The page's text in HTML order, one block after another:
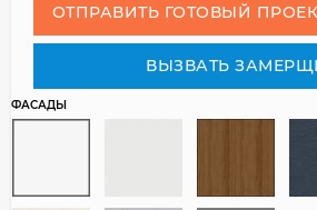
ОТПРАВИТЬ ГОТОВЫЙ
ВЫЗВАТЬ
ФАСАДЫ